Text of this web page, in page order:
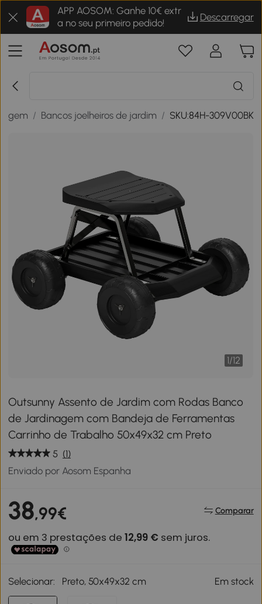
APP AOSOM: Ganhe 10€ extr
a no seu primeiro pedido!
Descarregar
/ Bancos joelheiros de jardim / SKU:84H-309V00BK
1/12
Outsunny Assento de Jardim com Rodas Banco
de Jardinagem com Bandeja de Ferramentas
Carrinho de Trabalho 50x49x32 cm Preto
5 (1)
Enviado por Aosom Espanha
38,99€ Comparar
Selecionar: Preto, 50x49x32 cm Em stock